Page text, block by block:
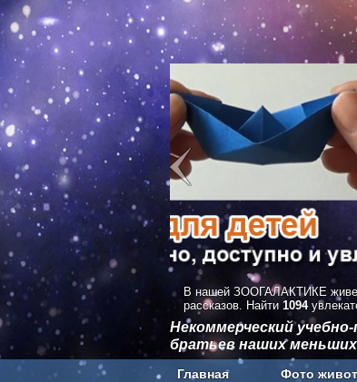
В нашей ЗООГАЛАКТИКЕ
рассказов. Найти 1094
Некоммерческий
братьев наших
Главная Фото